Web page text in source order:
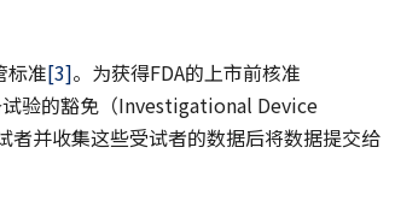
标准[3]。为获得FDA的上市前核准
验的豁免（Investigational Device
并收集这些受试者的数据后将数据提交给